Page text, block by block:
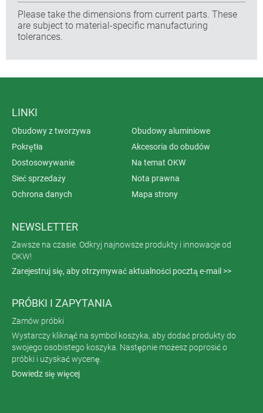
Please take the dimensions from current parts. These
are subject to material-specific manufacturing
tolerances.
LINKI
Obudowy z tworzywa
Obudowy aluminiowe
Pokrętła
Akcesoria do obudów
Dostosowywanie
Na temat OKW
Sieć sprzedaży
Nota prawna
Ochrona danych
Mapa strony
NEWSLETTER
Zawsze na czasie. Odkryj najnowsze produkty i innowacje od
OKW!
Zarejestruj się, aby otrzymywać aktualności pocztą e-mail >>
PRÓBKI I ZAPYTANIA
Zamów próbki
Wystarczy kliknąć na symbol koszyka, aby dodać produkty do
swojego osobistego koszyka. Następnie możesz poprosić o
próbki i uzyskać wycenę.
Dowiedz się więcej